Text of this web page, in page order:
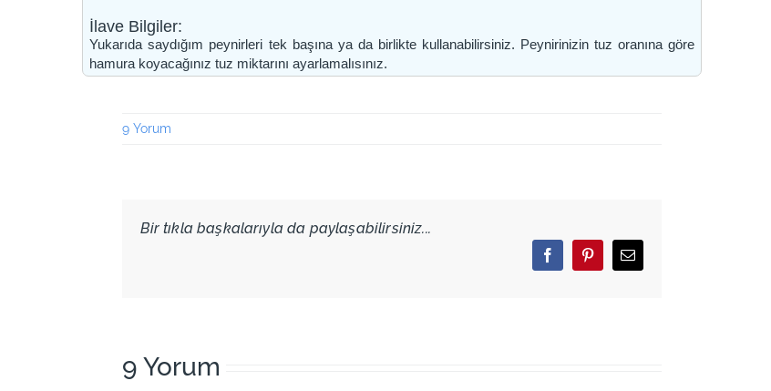
İlave Bilgiler:
Yukarıda saydığım peynirleri tek başına ya da birlikte kullanabilirsiniz. Peynirinizin tuz oranına göre
hamura koyacağınız tuz miktarını ayarlamalısınız.
9 Yorum
Bir tıkla başkalarıyla da paylaşabilirsiniz...
FacebookPinterestEmail
9 Yorum